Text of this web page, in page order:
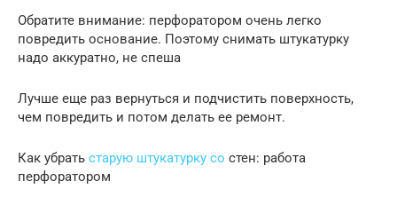
Обратите внимание: перфоратором очень легко
повредить основание. Поэтому снимать штукатурку
надо аккуратно, не спеша
Лучше еще раз вернуться и подчистить поверхность,
чем повредить и потом делать ее ремонт.
Как убрать старую штукатурку со стен: работа
перфоратором